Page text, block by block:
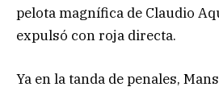
pelota magnífica de Claudio
expulsó con roja directa.
Ya en la tanda de penales,